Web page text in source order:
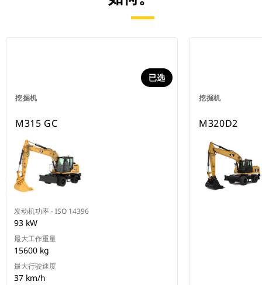
挖掘机
已选
M315 GC
发动机功率 - ISO 14396
93 kW
最大工作重量
15600 kg
最大行驶速度
37 km/h
挖掘机
M320D2